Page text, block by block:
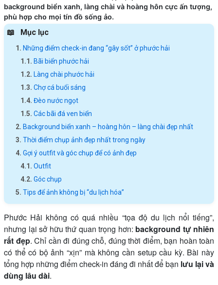
background biển xanh, làng chài và hoàng hôn cực ấn tượng,
phù hợp cho mọi tín đồ sống ảo.
Mục lục
Những điểm check-in đang “gây sốt” ở phước hải
Bãi biển phước hải
Làng chài phước hải
Chợ cá buổi sáng
Đèo nước ngọt
Các bãi đá ven biển
Background biển xanh – hoàng hôn – làng chài đẹp nhất
Thời điểm chụp ảnh đẹp nhất trong ngày
Gợi ý outfit và góc chụp để có ảnh đẹp
Outfit
Góc chụp
Tips để ảnh không bị “du lịch hóa”
Phước Hải không có quá nhiều “tọa độ du lịch nổi tiếng”,
nhưng lại sở hữu thứ quan trọng hơn: background tự nhiên
rất đẹp. Chỉ cần đi đúng chỗ, đúng thời điểm, bạn hoàn toàn
có thể có bộ ảnh “xịn” mà không cần setup cầu kỳ. Bài này
tổng hợp những điểm check-in đáng đi nhất để bạn lưu lại và
dùng lâu dài.